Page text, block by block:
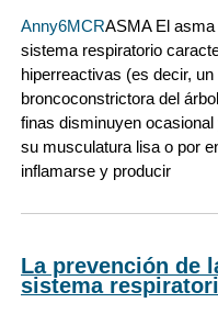
Anny6MCRASMA El
sistema respiratorio
hiperreactivas (es decir,
broncoconstrictora del
finas disminuyen
su musculatura lisa o por
inflamarse y producir
La prevención de
sistema